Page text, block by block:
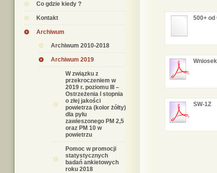
Co gdzie kiedy ?
Kontakt
Archiwum
Archiwum 2010-2018
Archiwum 2019
W związku z
przekroczeniem w
2019 r. poziomu III –
Ostrzeżenia I stopnia
o złej jakości
powietrza (kolor żółty)
dla pyłu
zawieszonego PM 2,5
oraz PM 10 w
powietrzu
Pomoc w promocji
statystycznych
badań ankietowych
roku 2018
500+ od
SW-1Z